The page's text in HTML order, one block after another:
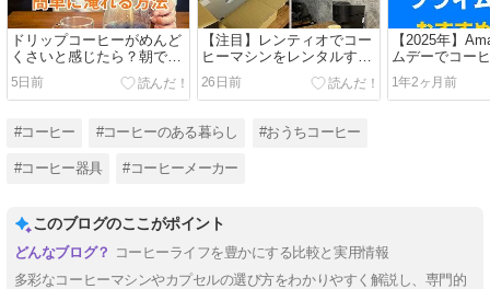
ドリップコーヒーがめんど
くさいと感じたら？朝でも
できる簡単な解消法
5日前
【注目】レンティオでコー
ヒーマシンをレンタルする
理由とは？サブスクとの違
いを比較！
26日前
【2025年】
ムデーでコー
すめの目玉商
1年2ヶ月前
#コーヒー #コーヒーのある暮らし #おうちコーヒー
#コーヒー器具 #コーヒーメーカー
このブログのここがポイント
コーヒーライフを豊かにする比較と実用情報
多彩なコーヒーマシンやカプセルの選び方をわかりやすく解説し、専門的